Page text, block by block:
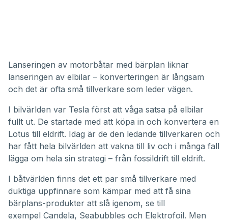
Lanseringen av motorbåtar med bärplan liknar
lanseringen av elbilar – konverteringen är långsam
och det är ofta små tillverkare som leder vägen.
I bilvärlden var Tesla först att våga satsa på elbilar
fullt ut. De startade med att köpa in och konvertera en
Lotus till eldrift. Idag är de den ledande tillverkaren och
har fått hela bilvärlden att vakna till liv och i många fall
lägga om hela sin strategi – från fossildrift till eldrift.
I båtvärlden finns det ett par små tillverkare med
duktiga uppfinnare som kämpar med att få sina
bärplans-produkter att slå igenom, se till
exempel Candela, Seabubbles och Elektrofoil. Men